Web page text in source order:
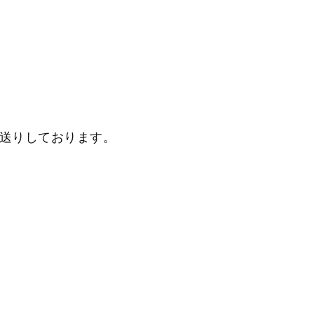
りしております。